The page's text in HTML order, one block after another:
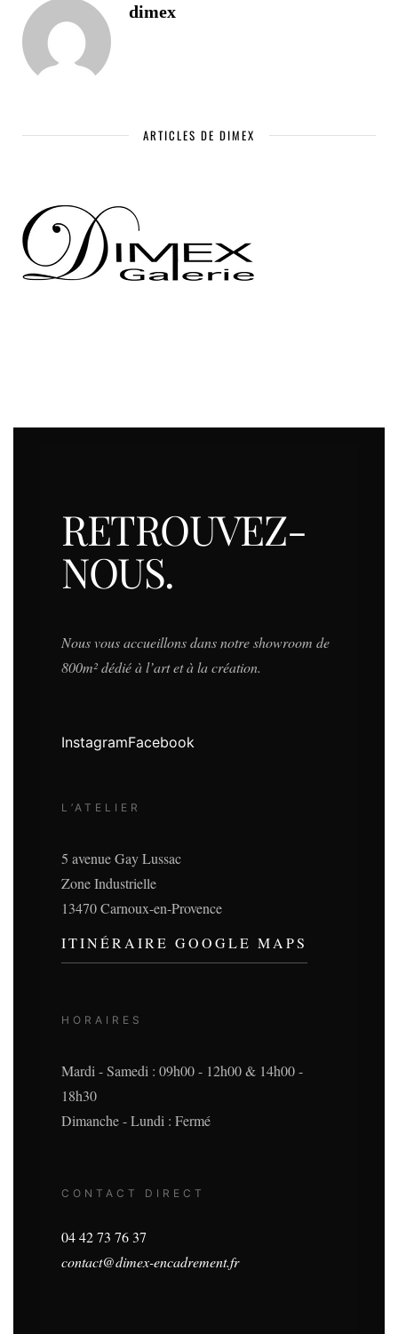
dimex
ARTICLES DE DIMEX
RETROUVEZ-
NOUS.
Nous vous accueillons dans notre showroom de
800m² dédié à l’art et à la création.
InstagramFacebook
L’ATELIER
5 avenue Gay Lussac
Zone Industrielle
13470 Carnoux-en-Provence
ITINÉRAIRE GOOGLE MAPS
HORAIRES
Mardi - Samedi : 09h00 - 12h00 & 14h00 -
18h30
Dimanche - Lundi : Fermé
CONTACT DIRECT
04 42 73 76 37
contact@dimex-encadrement.fr